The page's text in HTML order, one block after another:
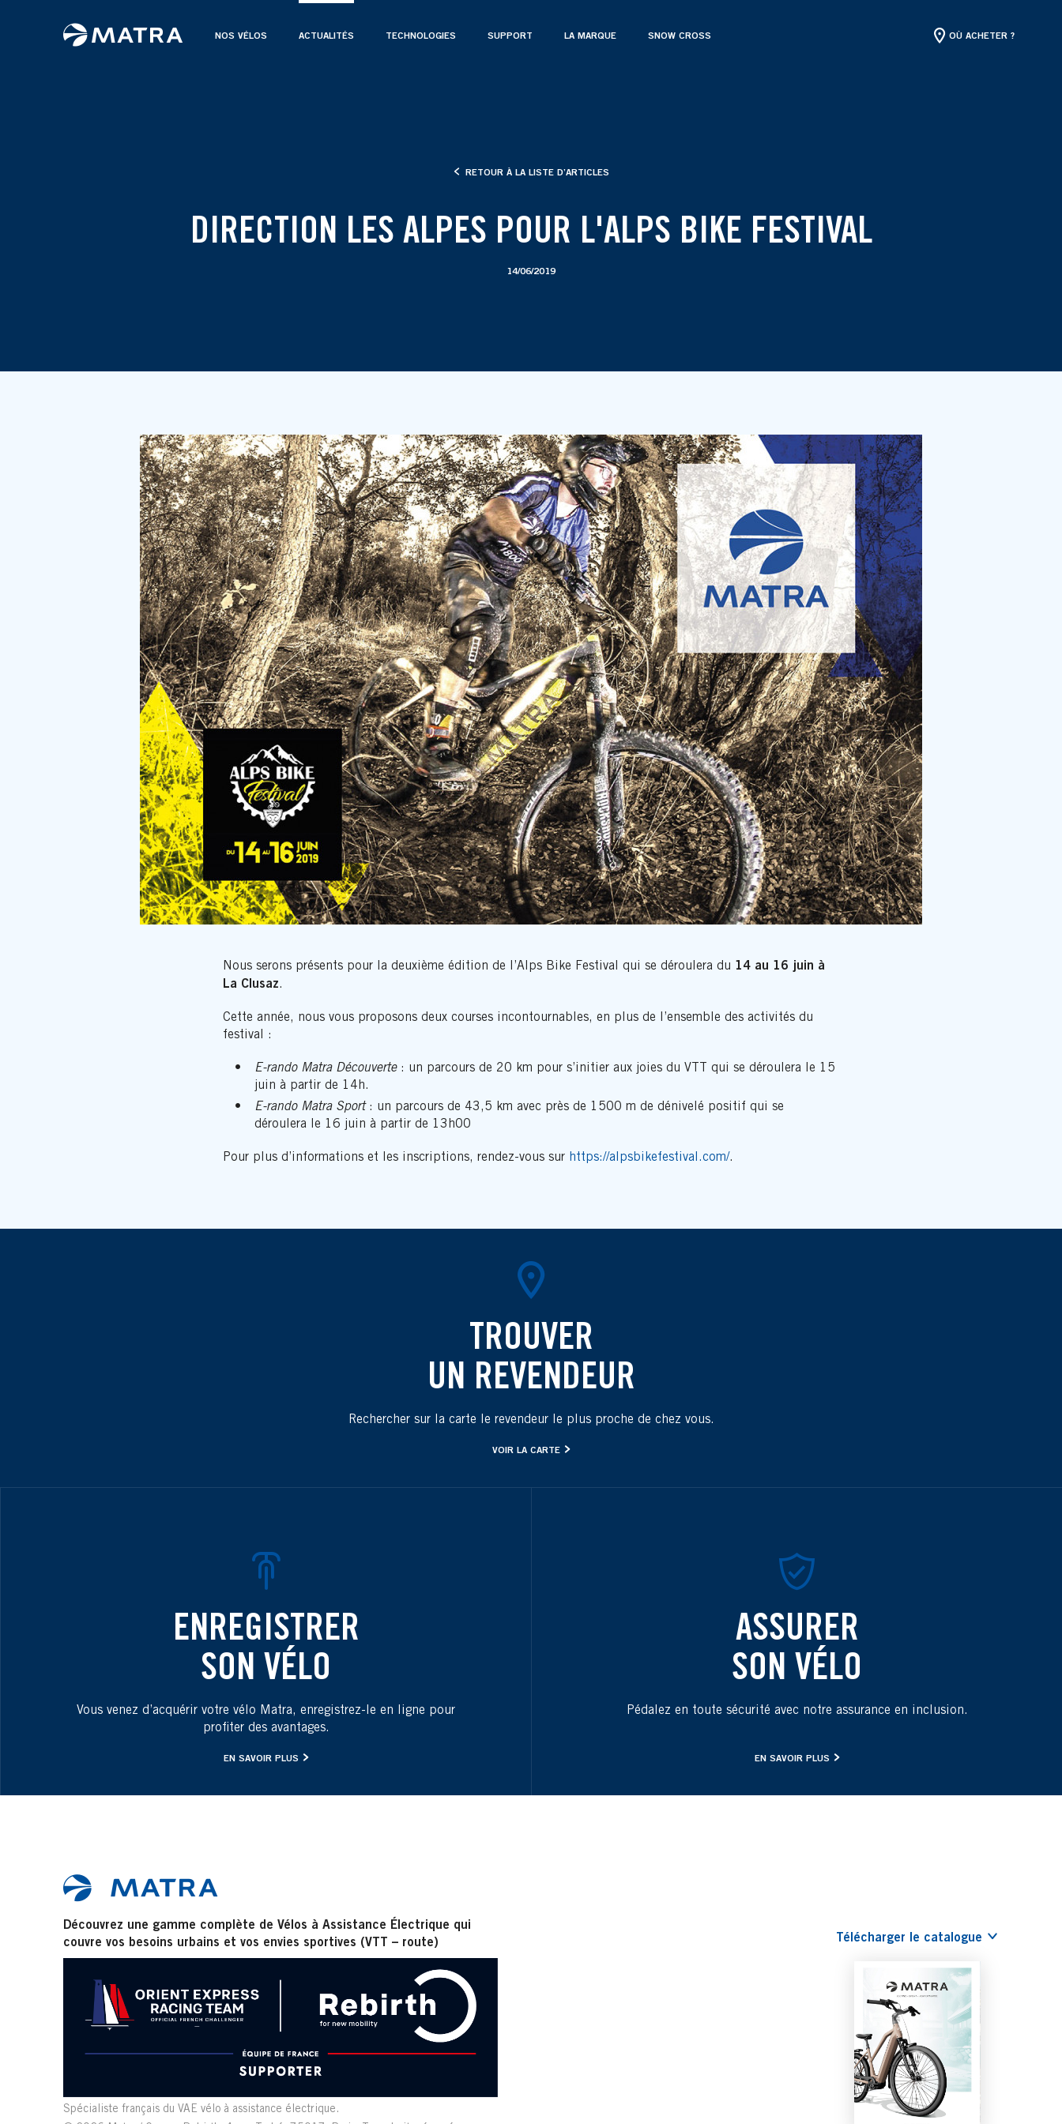
NOS VÉLOS TECHNOLOGIES SUPPORT LA MARQUE SNOW CROSS
ACTUALITÉS OÙ ACHETER ?
RETOUR À LA LISTE D’ARTICLES
DIRECTION LES ALPES POUR L'ALPS BIKE FESTIVAL
14/06/2019
Nous serons présents pour la deuxième édition de l’Alps Bike Festival qui se déroulera du 14 au 16 juin à
La Clusaz.
Cette année, nous vous proposons deux courses incontournables, en plus de l’ensemble des activités du
festival :
E-rando Matra Découverte: un parcours de 20 km pour s’initier aux joies du VTT qui se déroulera le 15
juin à partir de 14h.
E-rando Matra Sport: un parcours de 43,5 km avec près de 1500 m de dénivelé positif qui se
déroulera le 16 juin à partir de 13h00
Pour plus d’informations et les inscriptions, rendez-vous sur https://alpsbikefestival.com/.
TROUVER
UN REVENDEUR
Rechercher sur la carte le revendeur le plus proche de chez vous.
VOIR LA CARTE
ENREGISTRER
SON VÉLO
Vous venez d’acquérir votre vélo Matra, enregistrez-le en ligne pour
profiter des avantages.
EN SAVOIR PLUS
ASSURER
SON VÉLO
Pédalez en toute sécurité avec notre assurance en inclusion.
EN SAVOIR PLUS
Découvrez une gamme complète de Vélos à Assistance Électrique qui
couvre vos besoins urbains et vos envies sportives (VTT – route)
Spécialiste français du VAE vélo à assistance électrique.
Télécharger le catalogue